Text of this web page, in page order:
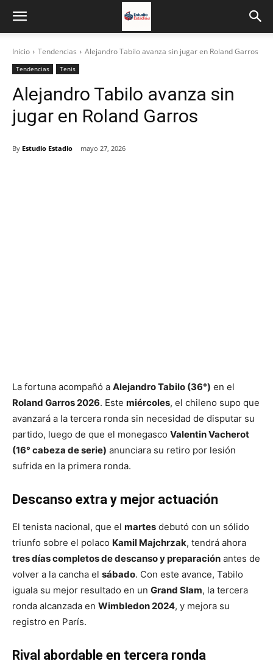
Inicio Tendencias Alejandro Tabilo avanza sin jugar en Roland Garros
Tendencias Tenis
Alejandro Tabilo avanza sin
jugar en Roland Garros
By Estudio Estadio mayo 27, 2026
La fortuna acompañó a Alejandro Tabilo (36°) en el
Roland Garros 2026. Este miércoles, el chileno supo que
avanzará a la tercera ronda sin necesidad de disputar su
partido, luego de que el monegasco Valentin Vacherot
(16° cabeza de serie) anunciara su retiro por lesión
sufrida en la primera ronda.
Descanso extra y mejor actuación
El tenista nacional, que el martes debutó con un sólido
triunfo sobre el polaco Kamil Majchrzak, tendrá ahora
tres días completos de descanso y preparación antes de
volver a la cancha el sábado. Con este avance, Tabilo
iguala su mejor resultado en un Grand Slam, la tercera
ronda alcanzada en Wimbledon 2024, y mejora su
registro en París.
Rival abordable en tercera ronda